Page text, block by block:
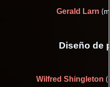
Gerald Larn
Diseño de
Wilfred Shingleton